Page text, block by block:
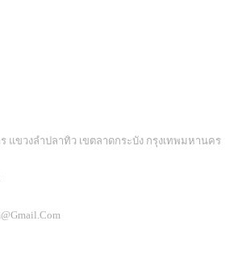
แขวงลำปลาทิว เขตลาดกระบัง กรุงเทพมหานคร